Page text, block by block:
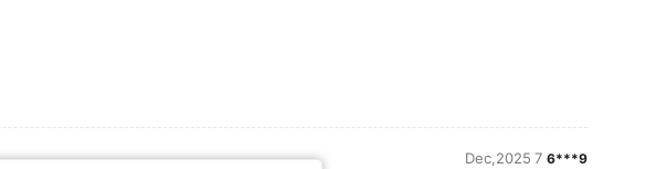
9***6
7 Dec,2025